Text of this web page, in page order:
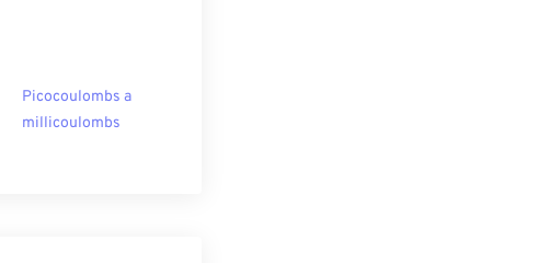
Picocoulombs a
millicoulombs